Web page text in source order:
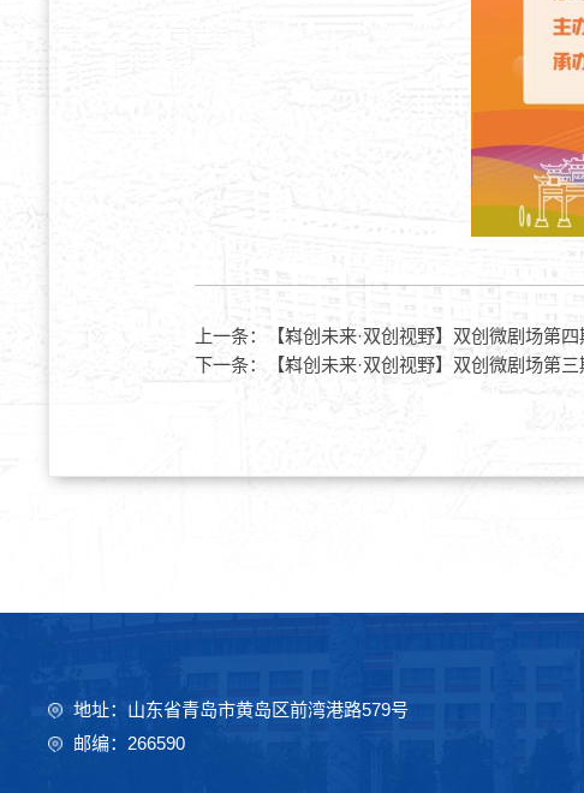
上一条：
【嵙创未来·双创视野】双创微剧场第
下一条：
【嵙创未来·双创视野】双创微剧场第
地址：山东省青岛市黄岛区前湾港路579号
邮编：266590